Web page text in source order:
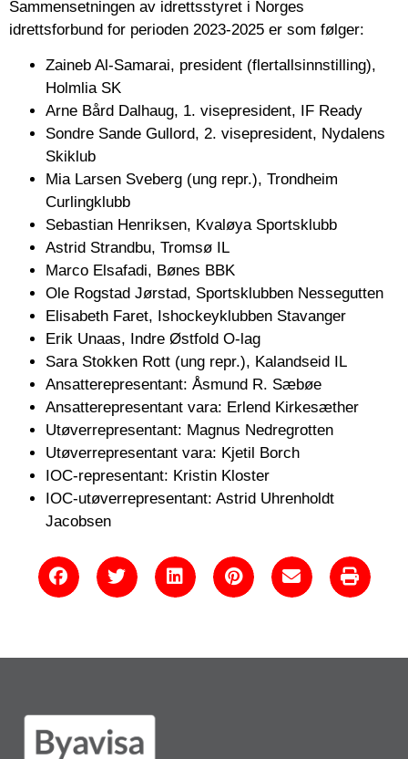
Sammensetningen av idrettsstyret i Norges
idrettsforbund for perioden 2023-2025 er som følger:
Zaineb Al-Samarai, president (flertallsinnstilling),
Holmlia SK
Arne Bård Dalhaug, 1. visepresident, IF Ready
Sondre Sande Gullord, 2. visepresident, Nydalens
Skiklub
Mia Larsen Sveberg (ung repr.), Trondheim
Curlingklubb
Sebastian Henriksen, Kvaløya Sportsklubb
Astrid Strandbu, Tromsø IL
Marco Elsafadi, Bønes BBK
Ole Rogstad Jørstad, Sportsklubben Nessegutten
Elisabeth Faret, Ishockeyklubben Stavanger
Erik Unaas, Indre Østfold O-lag
Sara Stokken Rott (ung repr.), Kalandseid IL
Ansatterepresentant: Åsmund R. Sæbøe
Ansatterepresentant vara: Erlend Kirkesæther
Utøverrepresentant: Magnus Nedregrotten
Utøverrepresentant vara: Kjetil Borch
IOC-representant: Kristin Kloster
IOC-utøverrepresentant: Astrid Uhrenholdt
Jacobsen